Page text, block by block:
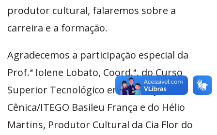
produtor cultural, falaremos sobre a
carreira e a formação.
Agradecemos a participação especial da
Prof.ª Iolene Lobato, Coord.ª. do Curso
Superior Tecnológico em Produção
Cênica/ITEGO Basileu França e do Hélio
Martins, Produtor Cultural da Cia Flor do